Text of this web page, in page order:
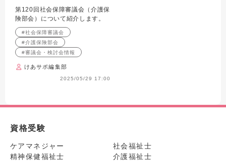
第120回社会保障審議会（介護保
険部会）について紹介します。
#社会保障審議会
#介護保険部会
#審議会・検討会情報
けあサポ編集部
2025/05/29 17:00
資格受験
ケアマネジャー
社会福祉士
精神保健福祉士
介護福祉士